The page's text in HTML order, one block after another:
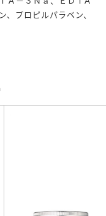
プロピルパラベン、